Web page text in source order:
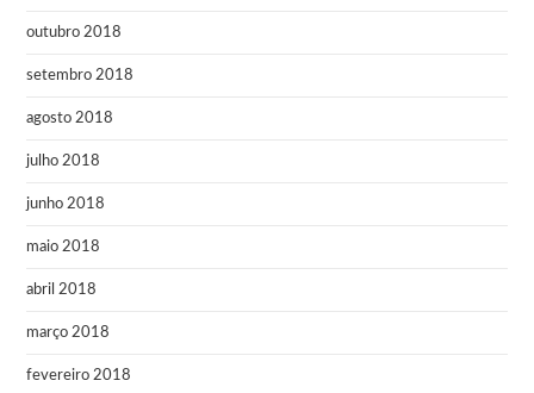
outubro 2018
setembro 2018
agosto 2018
julho 2018
junho 2018
maio 2018
abril 2018
março 2018
fevereiro 2018